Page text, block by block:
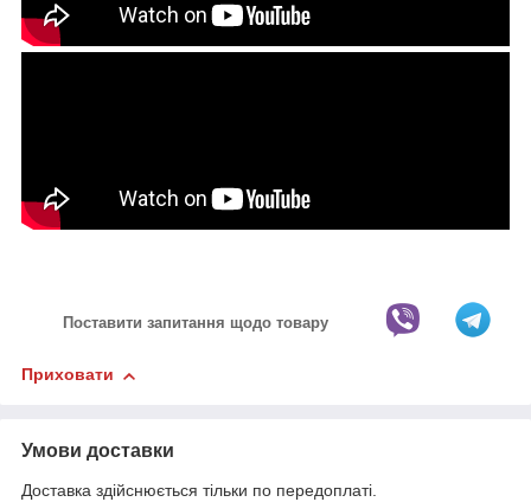
Поставити запитання щодо товару
Приховати
Умови доставки
Доставка здійснюється тільки по передоплаті.